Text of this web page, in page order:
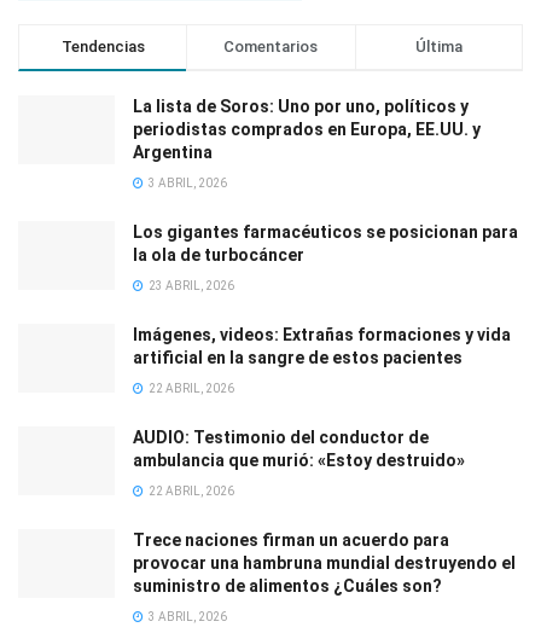
Tendencias Comentarios Última
La lista de Soros: Uno por uno, políticos y
periodistas comprados en Europa, EE.UU. y
Argentina
3 ABRIL, 2026
Los gigantes farmacéuticos se posicionan para
la ola de turbocáncer
23 ABRIL, 2026
Imágenes, videos: Extrañas formaciones y vida
artificial en la sangre de estos pacientes
22 ABRIL, 2026
AUDIO: Testimonio del conductor de
ambulancia que murió: «Estoy destruido»
22 ABRIL, 2026
Trece naciones firman un acuerdo para
provocar una hambruna mundial destruyendo el
suministro de alimentos ¿Cuáles son?
3 ABRIL, 2026